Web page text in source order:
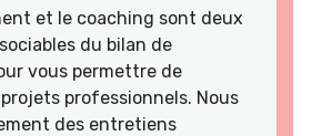
et le coaching sont deux
du bilan de
vous permettre de
professionnels. Nous
des entretiens